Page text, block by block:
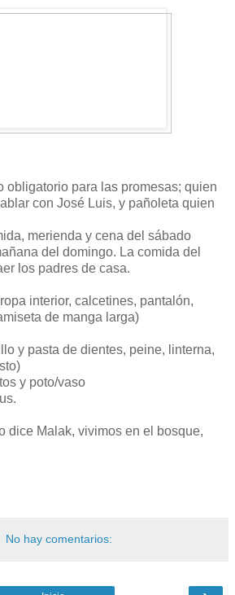
obligatorio para las promesas; quien
con José Luis, y pañoleta quien
merienda y cena del sábado
del domingo. La comida del
los padres de casa.
interior, calcetines, pantalón,
de manga larga)
y pasta de dientes, peine, linterna,
y poto/vaso
dice Malak, vivimos en el bosque,
No hay comentarios: